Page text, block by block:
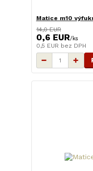
Matice m10
14,0 EUR
0,6 EUR/ks
0,5 EUR bez DPH